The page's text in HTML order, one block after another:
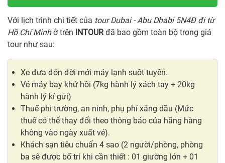
Với lịch trình chi tiết của tour Dubai - Abu Dhabi 5N4Đ đi từ
Hồ Chí Minhở trên INTOURđã bao gồm toàn bộ trong giá
tour như sau:
Xe đưa đón đời mới máy lạnh suốt tuyến.
Vé máy bay khứ hồi (7kg hành lý xách tay + 20kg
hành lý kí gửi)
Thuế phi trường, an ninh, phụ phí xăng dầu (Mức
thuế có thể thay đổi theo thông báo của hãng hàng
không vào ngày xuất vé).
Khách sạn tiêu chuẩn 4 sao (2 người/phòng, phòng
ba sẽ được bố trí khi cần thiết : 01 giường lớn + 01